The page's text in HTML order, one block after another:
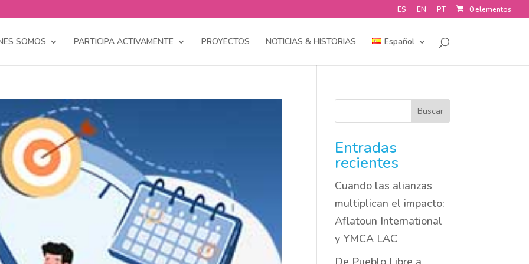
ES EN PT 0 elementos
SOMOS PARTICIPA ACTIVAMENTE PROYECTOS NOTICIAS & HISTORIAS Español
Buscar
Entradas
recientes
Cuando las alianzas
multiplican el impacto:
Aflatoun International
y YMCA LAC